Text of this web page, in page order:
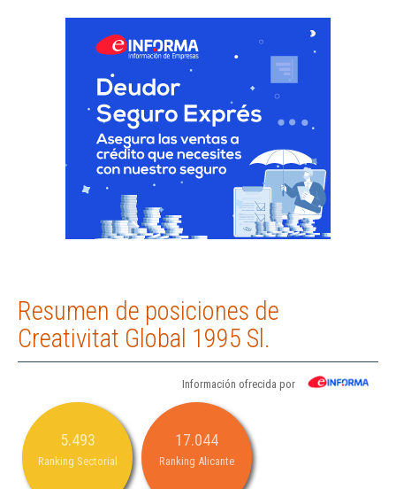
Resumen de posiciones de
Creativitat Global 1995 Sl.
Información ofrecida por
5.493
Ranking Sectorial
17.044
Ranking Alicante